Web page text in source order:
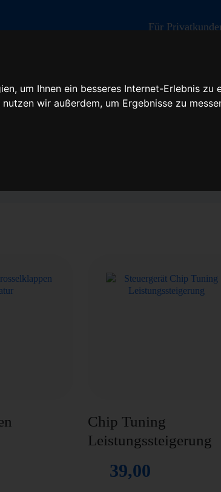
um Ihnen ein besseres Internet-Erlebnis zu
wir außerdem, um Ergebnisse zu
Für
Chip Tuning
Leistungssteigerung
39,00